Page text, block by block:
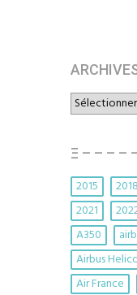
ARCHIVES
✈︎
Ξ – – – –
2015 2018
2021
A350
Airbus
Air France